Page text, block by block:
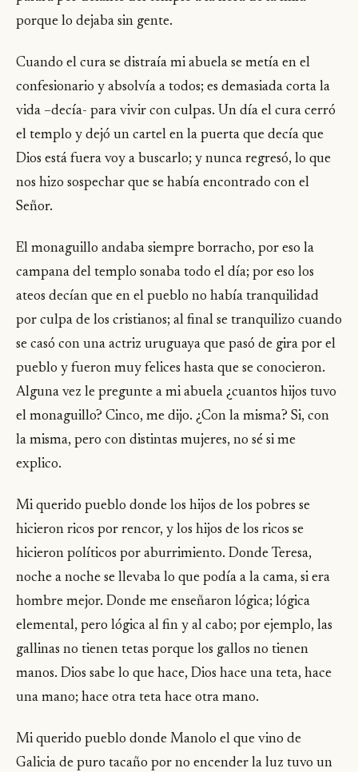
porque lo dejaba sin gente.
Cuando el cura se distraía mi abuela se metía en el
confesionario y absolvía a todos; es demasiada corta la
vida –decía- para vivir con culpas. Un día el cura cerró
el templo y dejó un cartel en la puerta que decía que
Dios está fuera voy a buscarlo; y nunca regresó, lo que
nos hizo sospechar que se había encontrado con el
Señor.
El monaguillo andaba siempre borracho, por eso la
campana del templo sonaba todo el día; por eso los
ateos decían que en el pueblo no había tranquilidad
por culpa de los cristianos; al final se tranquilizo cuando
se casó con una actriz uruguaya que pasó de gira por el
pueblo y fueron muy felices hasta que se conocieron.
Alguna vez le pregunte a mi abuela ¿cuantos hijos tuvo
el monaguillo? Cinco, me dijo. ¿Con la misma? Si, con
la misma, pero con distintas mujeres, no sé si me
explico.
Mi querido pueblo donde los hijos de los pobres se
hicieron ricos por rencor, y los hijos de los ricos se
hicieron políticos por aburrimiento. Donde Teresa,
noche a noche se llevaba lo que podía a la cama, si era
hombre mejor. Donde me enseñaron lógica; lógica
elemental, pero lógica al fin y al cabo; por ejemplo, las
gallinas no tienen tetas porque los gallos no tienen
manos. Dios sabe lo que hace, Dios hace una teta, hace
una mano; hace otra teta hace otra mano.
Mi querido pueblo donde Manolo el que vino de
Galicia de puro tacaño por no encender la luz tuvo un